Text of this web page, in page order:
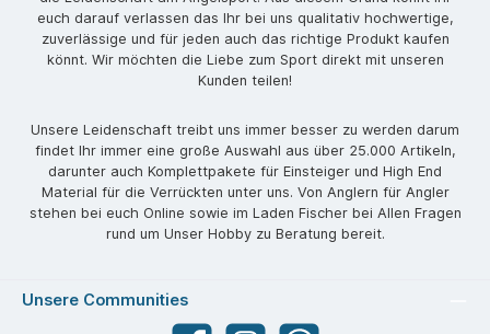
euch darauf verlassen das Ihr bei uns qualitativ hochwertige,
zuverlässige und für jeden auch das richtige Produkt kaufen
könnt. Wir möchten die Liebe zum Sport direkt mit unseren
Kunden teilen!
Unsere Leidenschaft treibt uns immer besser zu werden darum
findet Ihr immer eine große Auswahl aus über 25.000 Artikeln,
darunter auch Komplettpakete für Einsteiger und High End
Material für die Verrückten unter uns. Von Anglern für Angler
stehen bei euch Online sowie im Laden Fischer bei Allen Fragen
rund um Unser Hobby zu Beratung bereit.
Unsere Communities